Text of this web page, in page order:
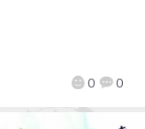
0 0